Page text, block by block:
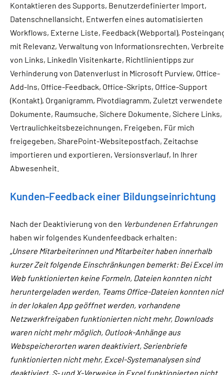
Kontaktieren des Supports, Benutzerdefinierter Import,
Datenschnellansicht, Entwerfen eines automatisierten
Workflows, Externe Liste, Feedback (Webportal),
mit Relevanz, Verwaltung von Informationsrechten,
von Links, LinkedIn Visitenkarte, Richtlinientipps zur
Verhinderung von Datenverlust in Microsoft Purview, Office-
Add-Ins, Office-Feedback, Office-Skripts, Office-Support
(Kontakt), Organigramm, Pivotdiagramm, Zuletzt verwendete
Dokumente, Raumsuche, Sichere Dokumente, Sichere Links,
Vertraulichkeitsbezeichnungen, Freigeben, Für mich
freigegeben, SharePoint-Websitepostfach, Zeitachse
importieren und exportieren, Versionsverlauf, In Ihrer
Abwesenheit.
Kunden-Feedback einer Bildungseinrichtung
Nach der Deaktivierung von den Verbundenen Erfahrungen
haben wir folgendes Kundenfeedback erhalten:
„Unsere Mitarbeiterinnen und Mitarbeiter haben innerhalb
kurzer Zeit folgende Einschränkungen bemerkt: Bei Excel im
Web funktionierten keine Formeln, Dateien konnten nicht
heruntergeladen werden, Teams Office-Dateien konnten
in der lokalen App geöffnet werden, vorhandene
Netzwerkfreigaben funktionierten nicht mehr, Downloads
waren nicht mehr möglich, Outlook-Anhänge aus
Webspeicherorten waren deaktiviert, Serienbriefe
funktionierten nicht mehr, Excel-Systemanalysen sind
deaktiviert, S- und X-Verweise in Excel funktionierten nicht